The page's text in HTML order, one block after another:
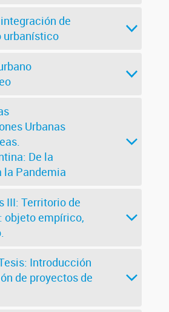
de
Urbanas
De la
la Pandemia
III: Territorio de
objeto empírico,
Introducción
de proyectos de